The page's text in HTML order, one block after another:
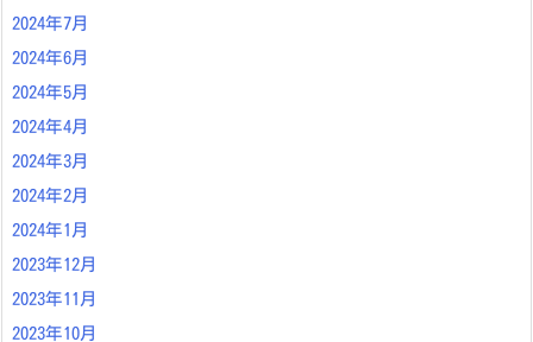
2024年7月
2024年6月
2024年5月
2024年4月
2024年3月
2024年2月
2024年1月
2023年12月
2023年11月
2023年10月